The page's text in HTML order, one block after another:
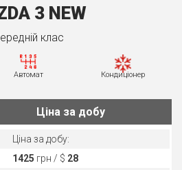
3 NEW
клас
Автомат Кондиціонер
Ціна за добу
Ціна за добу:
1425 грн / $ 28